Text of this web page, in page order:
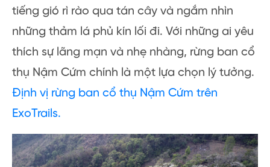
tiếng gió rì rào qua tán cây và ngắm nhìn
những thảm lá phủ kín lối đi. Với những ai yêu
thích sự lãng mạn và nhẹ nhàng, rừng ban cổ
thụ Nậm Cứm chính là một lựa chọn lý tưởng.
Định vị rừng ban cổ thụ Nậm Cứm trên
ExoTrails.